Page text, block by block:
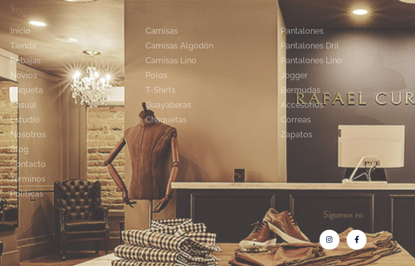
Secciones
Inicio
Tienda
Rebajas
Novios
Etiqueta
Casual
Estudio
Nosotros
Blog
Contacto
Términos
Políticas
Camisas
Camisas Algodón
Camisas Lino
Polos
T-Shirts
Guayaberas
Chaquetas
Pantalones
Pantalones Dril
Pantalones Lino
Jogger
Bermudas
Accesorios
Correas
Zapatos
Síguenos en